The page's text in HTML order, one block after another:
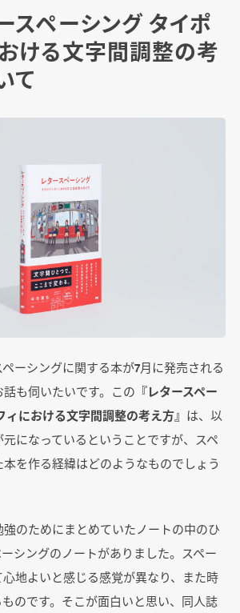
スペーシング タイポ
ける文字間調整の考
て
ーシングに関する本が7月に発売される
も伺いたいです。この 『レタースペー
における文字間調整の考え方』 は、以
になっているということですが、スペ
を作る経緯はどのようなものでしょう
のためにまとめていたノートの中のひ
シングのノートがありました。スペー
地よいと感じる感覚が異なり、また時
のです。そこが面白いと思い、同人誌